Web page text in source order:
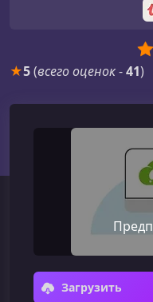
★5(всего оценок-41)
Загрузить